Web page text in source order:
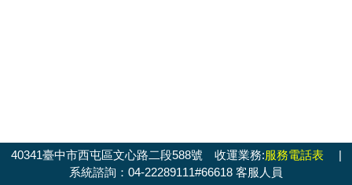
40341臺中市西屯區文心路二段588號 收運業務:服務電話表|
系統諮詢：04-22289111#66618 客服人員